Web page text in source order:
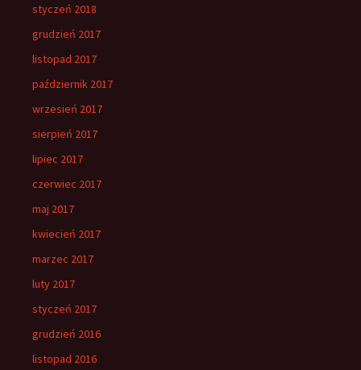
styczeń 2018
grudzień 2017
listopad 2017
październik 2017
wrzesień 2017
sierpień 2017
lipiec 2017
czerwiec 2017
maj 2017
kwiecień 2017
marzec 2017
luty 2017
styczeń 2017
grudzień 2016
listopad 2016